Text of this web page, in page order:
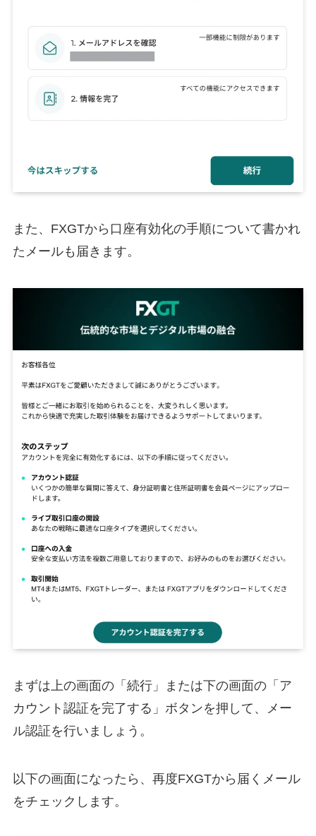
また、FXGTから口座有効化の手順について書かれ
たメールも届きます。
まずは上の画面の「続行」または下の画面の「ア
カウント認証を完了する」ボタンを押して、メー
ル認証を行いましょう。
以下の画面になったら、再度FXGTから届くメール
をチェックします。